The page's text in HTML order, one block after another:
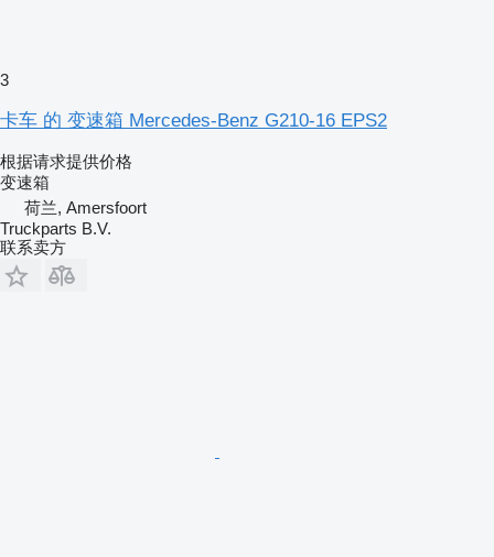
3
卡车 的 变速箱 Mercedes-Benz G210-16 EPS2
根据请求提供价格
变速箱
荷兰, Amersfoort
Truckparts B.V.
联系卖方